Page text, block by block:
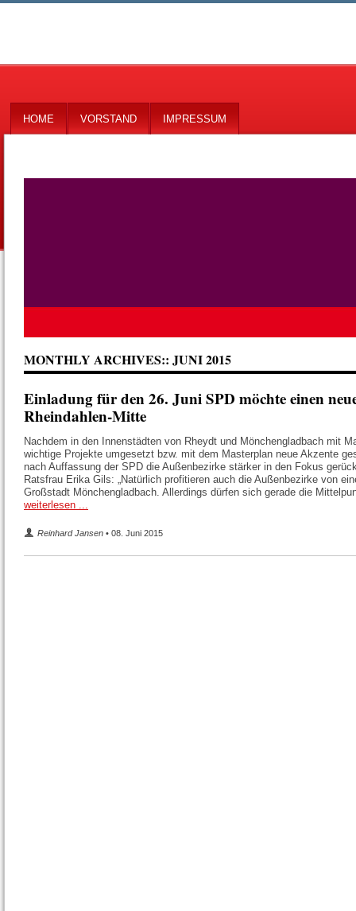
HOME VORSTAND IMPRESSUM
MONTHLY ARCHIVES:: JUNI 2015
Einladung für den 26. Juni SPD möchte einen
Rheindahlen-Mitte
Nachdem in den Innenstädten von Rheydt und Mönchengladbach mit
wichtige Projekte umgesetzt bzw. mit dem Masterplan neue Akzente
nach Auffassung der SPD die Außenbezirke stärker in den Fokus
Ratsfrau Erika Gils: „Natürlich profitieren auch die Außenbezirke von
Großstadt Mönchengladbach. Allerdings dürfen sich gerade die
weiterlesen ...
Reinhard Jansen • 08. Juni 2015